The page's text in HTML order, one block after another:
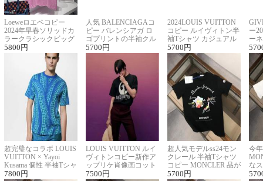
Loeweロエベコピー
2024年早春ソリッドカ
ラークラシックビッグ
ロゴ刺繍Tシャツ
5800 円
人気 BALENCIAGAコ
ピー バレンシアガ ロ
ゴプリントの半袖クル
ーネックTシャツ
5700 円
2024LOUIS VUITTON
コピー ルイヴィトン半
袖Tシャツ カジュアル
に馴染む 2色展開
5700 円
ー
ー
ー
超完璧なコラボ LOUIS
VUITTON × Yayoi
Kusama 個性 半袖Tシャ
ツコピー男女兼用
7800 円
LOUIS VUITTON ルイ
ヴィトンコピー新作ア
ップリケ肖像画コット
ンニット半袖Tシャツ
7500 円
超人気モデルss24モン
クレール 半袖Tシャツ
コピー MONCLER 品が
良く見た目
5700 円
今
な
ル